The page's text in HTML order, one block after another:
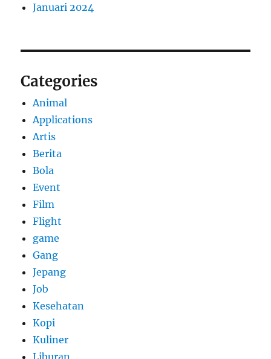
Januari 2024
Categories
Animal
Applications
Artis
Berita
Bola
Event
Film
Flight
game
Gang
Jepang
Job
Kesehatan
Kopi
Kuliner
Liburan